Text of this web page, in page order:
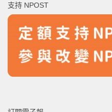
字:
支持 NPOST